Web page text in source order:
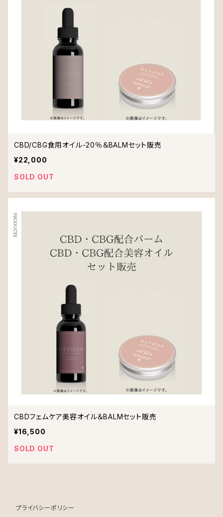
CBD/CBG食用オイル-20％＆BALMセット販売
¥22,000
SOLD OUT
CBDフェムケア美容オイル＆BALMセット販売
¥16,500
SOLD OUT
プライバシーポリシー